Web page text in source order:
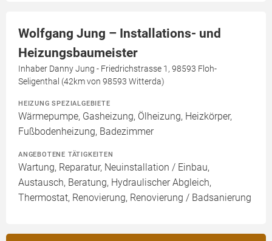
Wolfgang Jung – Installations- und
Heizungsbaumeister
Inhaber Danny Jung - Friedrichstrasse 1, 98593 Floh-
Seligenthal (42km von 98593 Witterda)
HEIZUNG SPEZIALGEBIETE
Wärmepumpe, Gasheizung, Ölheizung, Heizkörper,
Fußbodenheizung, Badezimmer
ANGEBOTENE TÄTIGKEITEN
Wartung, Reparatur, Neuinstallation / Einbau,
Austausch, Beratung, Hydraulischer Abgleich,
Thermostat, Renovierung, Renovierung / Badsanierung